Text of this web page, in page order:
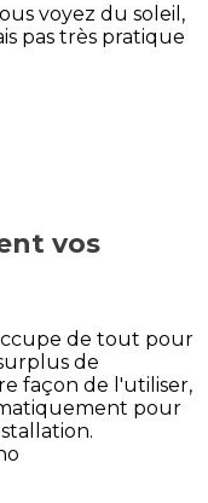
voyez du soleil,
pas très pratique
vos
de tout pour
de
façon de l'utiliser,
pour